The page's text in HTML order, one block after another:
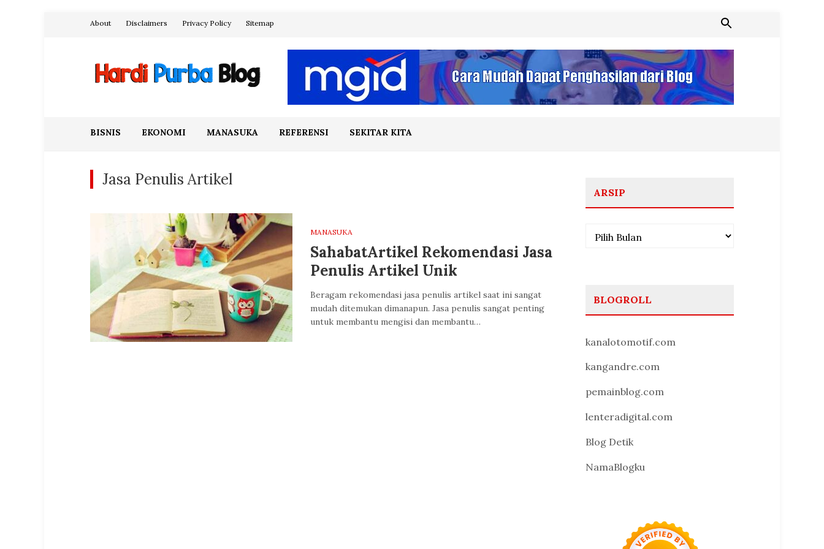
About Disclaimers Privacy Policy Sitemap
BISNIS EKONOMI MANASUKA REFERENSI SEKITAR KITA
Jasa Penulis Artikel
MANASUKA
SahabatArtikel Rekomendasi Jasa
Penulis Artikel Unik
Beragam rekomendasi jasa penulis artikel saat ini sangat
mudah ditemukan dimanapun. Jasa penulis sangat penting
untuk membantu mengisi dan membantu…
ARSIP
Arsip
BLOGROLL
kanalotomotif.com
kangandre.com
pemainblog.com
lenteradigital.com
Blog Detik
NamaBlogku